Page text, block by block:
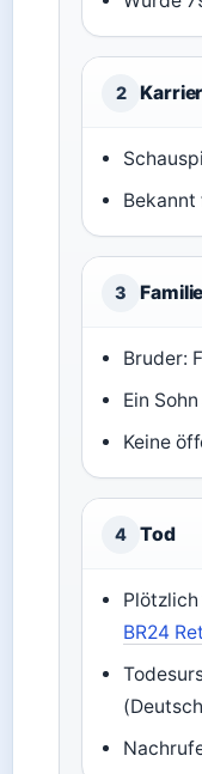
2
Bekannt
3 Familie
Bruder:
Ein
Keine
4 Tod
BR24